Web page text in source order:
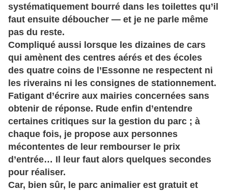
systématiquement bourré dans les toilettes qu’il
faut ensuite déboucher — et je ne parle même
pas du reste.
Compliqué aussi lorsque les dizaines de cars
qui amènent des centres aérés et des écoles
des quatre coins de l’Essonne ne respectent ni
les riverains ni les consignes de stationnement.
Fatigant d’écrire aux mairies concernées sans
obtenir de réponse. Rude enfin d’entendre
certaines critiques sur la gestion du parc ; à
chaque fois, je propose aux personnes
mécontentes de leur rembourser le prix
d’entrée… Il leur faut alors quelques secondes
pour réaliser.
Car, bien sûr, le parc animalier est gratuit et